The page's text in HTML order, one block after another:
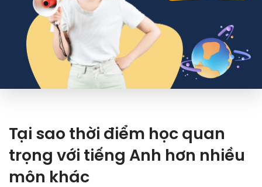
Tại sao thời điểm học quan
trọng với tiếng Anh hơn nhiều
môn khác